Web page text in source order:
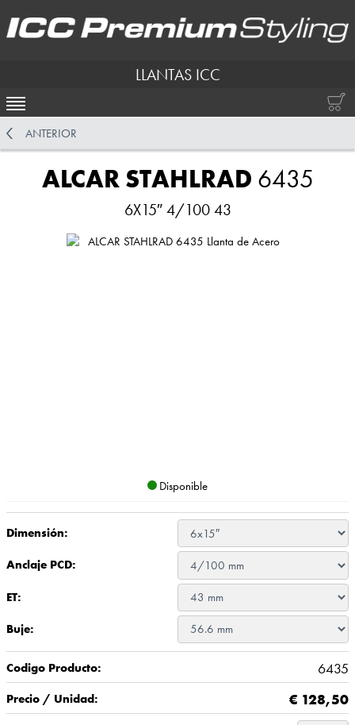
LLANTAS ICC
ACTIVAR NAVEGACIÓN
ANTERIOR
ALCAR STAHLRAD 6435
6X15″ 4/100 43
Disponible
Dimensión:
Anclaje PCD:
ET:
Buje:
Codigo Producto: 6435
Precio / Unidad: € 128,50